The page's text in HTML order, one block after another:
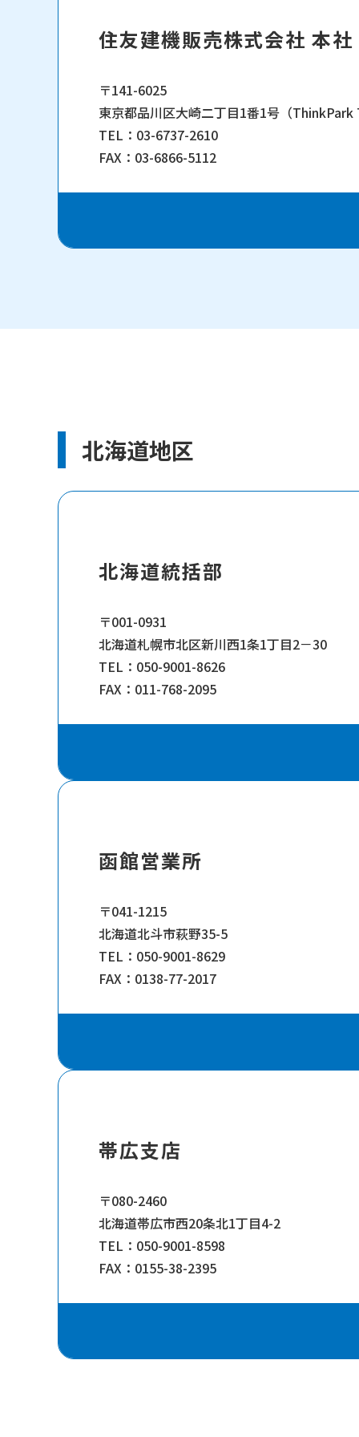
住友建機販売株式会社 本社
〒141-6025
東京都品川区大崎二丁目1番1号（
TEL： 03-6737-2610
FAX：03-6866-5112
北海道地区
北海道統括部
〒001-0931
北海道札幌市北区新川西1条1丁目2－30
TEL： 050-9001-8626
FAX：011-768-2095
函館営業所
〒041-1215
北海道北斗市萩野35-5
TEL： 050-9001-8629
FAX：0138-77-2017
帯広支店
〒080-2460
北海道帯広市西20条北1丁目4-2
TEL：050-9001-8598
FAX：0155-38-2395